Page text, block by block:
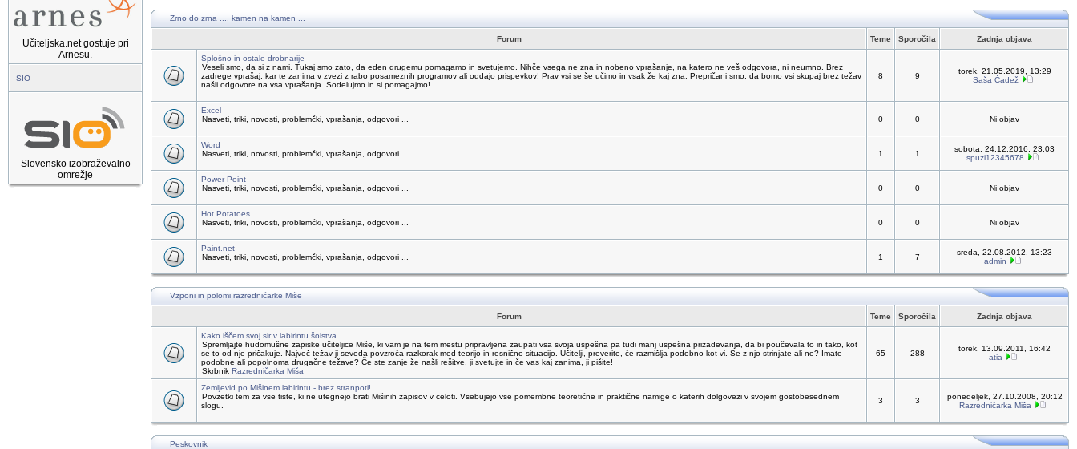
Učiteljska.net gostuje pri
Arnesu.
SIO
Slovensko izobraževalno
omrežje
Zrno do zrna ..., kamen na kamen ...
Forum Teme Sporočila Zadnja objava
Splošno in ostale drobnarije
Veseli smo, da si z nami. Tukaj smo zato, da eden drugemu pomagamo in svetujemo. Nihče vsega ne zna in nobeno vprašanje, na katero ne veš odgovora, ni neumno. Brez
zadrege vprašaj, kar te zanima v zvezi z rabo posameznih programov ali oddajo prispevkov! Prav vsi se še učimo in vsak že kaj zna. Prepričani smo, da bomo vsi skupaj brez težav
našli odgovore na vsa vprašanja. Sodelujmo in si pomagajmo!
8 9
torek, 21.05.2019, 13:29
Saša Čadež
Excel
Nasveti, triki, novosti, problemčki, vprašanja, odgovori ...
0 0 Ni objav
Word
Nasveti, triki, novosti, problemčki, vprašanja, odgovori ...
1 1
sobota, 24.12.2016, 23:03
spuzi12345678
Power Point
Nasveti, triki, novosti, problemčki, vprašanja, odgovori ...
0 0 Ni objav
Hot Potatoes
Nasveti, triki, novosti, problemčki, vprašanja, odgovori ...
0 0 Ni objav
Paint.net
Nasveti, triki, novosti, problemčki, vprašanja, odgovori ...
1 7
sreda, 22.08.2012, 13:23
admin
Vzponi in polomi razredničarke Miše
Forum Teme Sporočila Zadnja objava
Kako iščem svoj sir v labirintu šolstva
Spremljajte hudomušne zapiske učiteljice Miše, ki vam je na tem mestu pripravljena zaupati vsa svoja uspešna pa tudi manj uspešna prizadevanja, da bi poučevala to in tako, kot
se to od nje pričakuje. Največ težav ji seveda povzroča razkorak med teorijo in resnično situacijo. Učitelji, preverite, če razmišlja podobno kot vi. Se z njo strinjate ali ne? Imate
podobne ali popolnoma drugačne težave? Če ste zanje že našli rešitve, ji svetujte in če vas kaj zanima, ji pišite!
Skrbnik Razredničarka Miša
65 288
torek, 13.09.2011, 16:42
atia
Zemljevid po Mišinem labirintu - brez stranpoti!
Povzetki tem za vse tiste, ki ne utegnejo brati Mišinih zapisov v celoti. Vsebujejo vse pomembne teoretične in praktične namige o katerih dolgovezi v svojem gostobesednem
slogu.
3 3
ponedeljek, 27.10.2008, 20:12
Razredničarka Miša
Peskovnik